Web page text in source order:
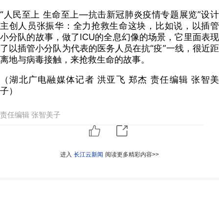
“人民至上 生命至上—抗击新冠肺炎疫情专题展览”设计
主创人员张振华：全力抢救生命这块，比如说，以插管
小分队的故事，做了ICU的全息幻像的场景，它里面表现
了以插管小分队为代表的医务人员在抗“疫”一线，很近距
离地与病毒接触，来抢救生命的故事。
（湖北广电融媒体记者 洪亚飞 郑杰 责任编辑 张智美
子）
责任编辑 张智美子
进入 长江云新闻 阅读更多精彩内容>>